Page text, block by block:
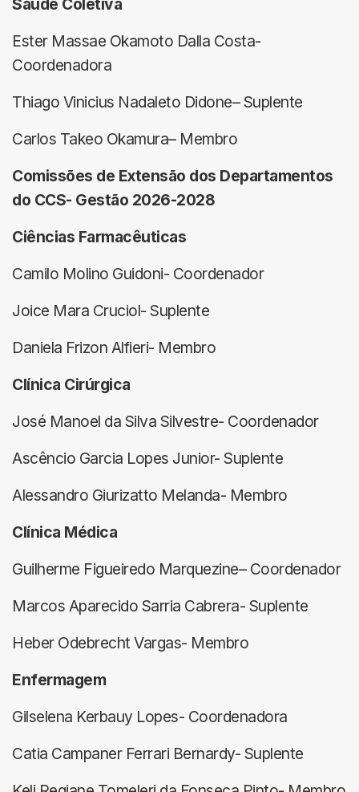
Saúde Coletiva
Ester Massae Okamoto Dalla Costa-
Coordenadora
Thiago Vinicius Nadaleto Didone– Suplente
Carlos Takeo Okamura– Membro
Comissões de Extensão dos Departamentos
do CCS- Gestão 2026-2028
Ciências Farmacêuticas
Camilo Molino Guidoni- Coordenador
Joice Mara Cruciol- Suplente
Daniela Frizon Alfieri- Membro
Clínica Cirúrgica
José Manoel da Silva Silvestre- Coordenador
Ascêncio Garcia Lopes Junior- Suplente
Alessandro Giurizatto Melanda- Membro
Clínica Médica
Guilherme Figueiredo Marquezine– Coordenador
Marcos Aparecido Sarria Cabrera- Suplente
Heber Odebrecht Vargas- Membro
Enfermagem
Gilselena Kerbauy Lopes- Coordenadora
Catia Campaner Ferrari Bernardy- Suplente